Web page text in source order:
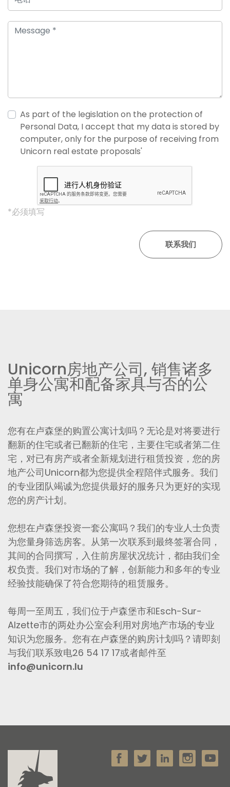
As part of the legislation on the protection of
Personal Data, I accept that my data is stored by
computer, only for the purpose of receiving from
Unicorn real estate proposals'
*必须填写
Unicorn房地产公司, 销售诸多
单身公寓和配备家具与否的公
寓
您有在卢森堡的购置公寓计划吗？无论是对将要进行
翻新的住宅或者已翻新的住宅，主要住宅或者第二住
宅，对已有房产或者全新规划进行租赁投资，您的房
地产公司Unicorn都为您提供全程陪伴式服务。我们
的专业团队竭诚为您提供最好的服务只为更好的实现
您的房产计划。
您想在卢森堡投资一套公寓吗？我们的专业人士负责
为您量身筛选房客。从第一次联系到最终签署合同，
其间的合同撰写，入住前房屋状况统计，都由我们全
权负责。我们对市场的了解，创新能力和多年的专业
经验技能确保了符合您期待的租赁服务。
每周一至周五，我们位于卢森堡市和Esch-Sur-
Alzette市的两处办公室会利用对房地产市场的专业
知识为您服务。您有在卢森堡的购房计划吗？请即刻
与我们联系致电26 54 17 17或者邮件至
info@unicorn.lu